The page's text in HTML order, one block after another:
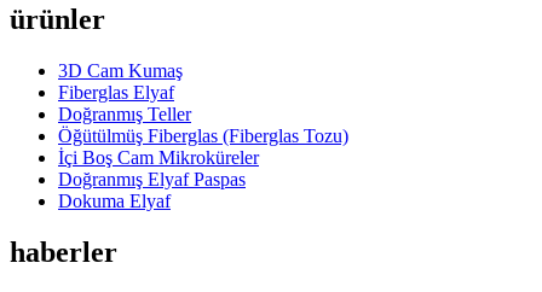
ürünler
3D Cam Kumaş
Fiberglas Elyaf
Doğranmış Teller
Öğütülmüş Fiberglas (Fiberglas Tozu)
İçi Boş Cam Mikroküreler
Doğranmış Elyaf Paspas
Dokuma Elyaf
haberler